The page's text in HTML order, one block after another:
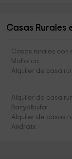
Casas Rurales
Casas rurales con
Mallorca
Alquiler de casa
Alquiler de casa
Banyalbufar
Alquiler de casas
Andratx